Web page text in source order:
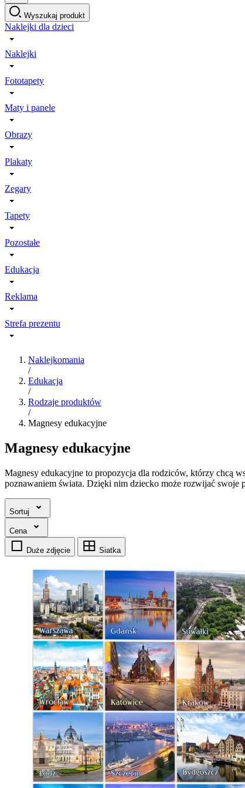
Wyszukaj produkt
Naklejki dla dzieci
Naklejki
Fototapety
Maty i panele
Obrazy
Plakaty
Zegary
Tapety
Pozostałe
Edukacja
Reklama
Strefa prezentu
Naklejkomania
/
Edukacja
/
Rodzaje produktów
/
Magnesy edukacyjne
Magnesy edukacyjne
Magnesy edukacyjne to propozycja dla rodziców, którzy chcą
poznawaniem świata. Dzięki nim dziecko może rozwijać swoje
Sortuj
Cena
Duże zdjęcie Siatka